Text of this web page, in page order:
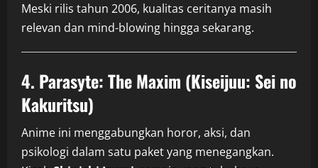
Meski rilis tahun 2006, kualitas ceritanya masih
relevan dan mind-blowing hingga sekarang.
4. Parasyte: The Maxim (Kiseijuu: Sei no
Kakuritsu)
Anime ini menggabungkan horor, aksi, dan
psikologi dalam satu paket yang menegangkan.